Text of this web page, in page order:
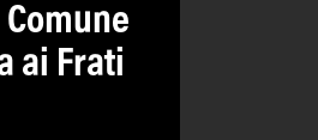
ai Frati